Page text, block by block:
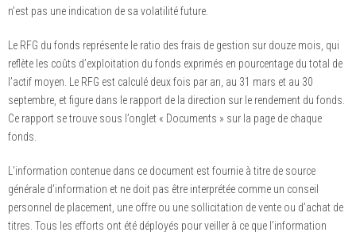
n’est pas une indication de sa volatilité future.
Le RFG du fonds représente le ratio des frais de gestion sur douze mois, qui
reflète les coûts d’exploitation du fonds exprimés en pourcentage du total de
l’actif moyen. Le RFG est calculé deux fois par an, au 31 mars et au 30
septembre, et figure dans le rapport de la direction sur le rendement du fonds.
Ce rapport se trouve sous l’onglet « Documents » sur la page de chaque
fonds.
L'information contenue dans ce document est fournie à titre de source
générale d’information et ne doit pas être interprétée comme un conseil
personnel de placement, une offre ou une sollicitation de vente ou d’achat de
titres. Tous les efforts ont été déployés pour veiller à ce que l’information